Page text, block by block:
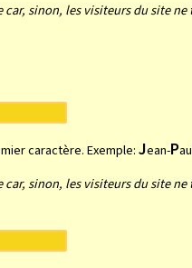
sinon, les visiteurs du site
caractère. Exemple:Jean-P
sinon, les visiteurs du site